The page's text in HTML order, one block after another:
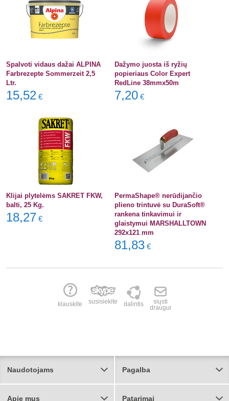
Spalvoti vidaus dažai ALPINA
Farbrezepte Sommerzeit 2,5
Ltr.
15,52 €
Dažymo juosta iš ryžių
popieriaus Color Expert
RedLine 38mmx50m
7,20 €
Klijai plytelėms SAKRET FKW,
balti, 25 Kg.
18,27 €
PermaShape® nerūdijančio
plieno trintuvė su DuraSoft®
rankena tinkavimui ir
glaistymui MARSHALLTOWN
292x121 mm
81,83 €
klauskite susisiekite dalintis
siųsti
draugui
Naudotojams Pagalba
Apie mus Patarimai